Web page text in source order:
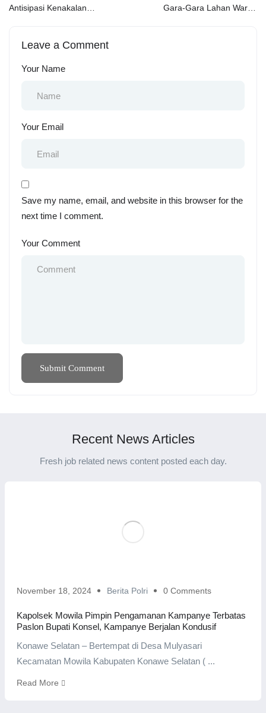
Antisipasi Kenakalan
Gara-Gara Lahan Warga
Leave a Comment
Your Name
Your Email
Save my name, email, and website in this browser for the
next time I comment.
Your Comment
Recent News Articles
Fresh job related news content posted each day.
November 18, 2024 Berita Polri 0 Comments
Kapolsek Mowila Pimpin Pengamanan Kampanye Terbatas
Paslon Bupati Konsel, Kampanye Berjalan Kondusif
Konawe Selatan – Bertempat di Desa Mulyasari
Kecamatan Mowila Kabupaten Konawe Selatan ( ...
Read More